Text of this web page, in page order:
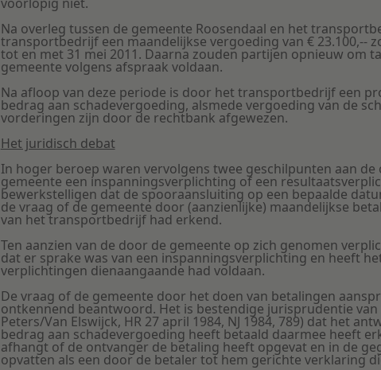
voorlopig niet.
Na overleg tussen de gemeente Roosendaal en het
transportbedrijf een maandelijkse vergoeding van € 23.100,--
tot en met 31 mei 2011. Daarna zouden partijen opnieuw om
gemeente volgens afspraak voldaan.
Na afloop van deze periode is door het transportbedrijf een
bedrag aan schadevergoeding, alsmede vergoeding van de
vorderingen zijn door de rechtbank afgewezen.
Het juridisch debat
In hoger beroep waren vervolgens twee geschilpunten aan de
gemeente een inspanningsverplichting of een
bewerkstelligen dat de spooraansluiting op een bepaalde
de vraag of de gemeente door (aanzienlijke) maandelijkse
van het transportbedrijf had erkend.
Ten aanzien van de door de gemeente op zich genomen
dat er sprake was van een inspanningsverplichting en heeft
verplichtingen dienaangaande had voldaan.
De vraag of de gemeente door het doen van betalingen
ontkennend beantwoord. Het is bestendige jurisprudentie
Peters/Van Elswijck, HR 27 april 1984, NJ 1984, 789) dat het
bedrag aan schadevergoeding heeft betaald daarmee heeft
afhangt of de ontvanger de betaling heeft opgevat en in de
opvatten als een door de betaler tot hem gerichte verklaring